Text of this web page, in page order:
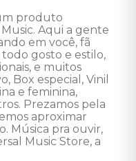
produto
Aqui a gente
em você, fã
todo gosto e estilo,
e muitos
Box especial, Vinil
e feminina,
Prezamos pela
aproximar
Música pra ouvir,
Music Store, a